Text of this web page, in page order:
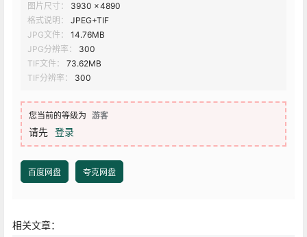
图片尺寸：
3930 × 4890
格式说明：
JPEG+TIF
JPG文件：
14.76MB
JPG分辨率：
300
TIF文件：
73.62MB
TIF分辨率：
300
您当前的等级为 游客
请先 登录
百度网盘 夸克网盘
相关文章：